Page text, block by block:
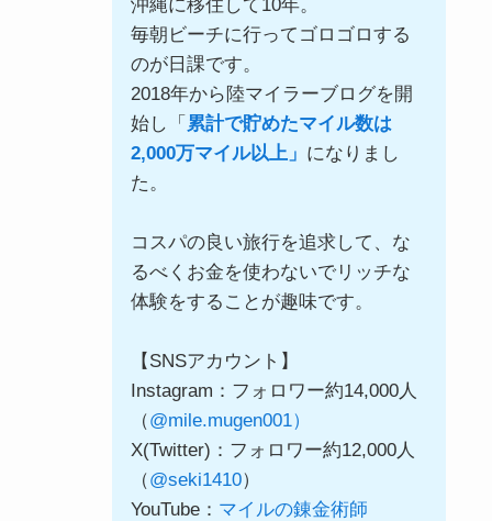
沖縄に移住して10年。
毎朝ビーチに行ってゴロゴロする
のが日課です。
2018年から陸マイラーブログを開
始し「 累計で貯めたマイル数は
2,000万マイル以上」 になりまし
た。
コスパの良い旅行を追求して、な
るべくお金を使わないでリッチな
体験をすることが趣味です。
【SNSアカウント】
Instagram：フォロワー約14,000人
（@mile.mugen001）
X(Twitter)：フォロワー約12,000人
（@seki1410）
YouTube： マイルの錬金術師